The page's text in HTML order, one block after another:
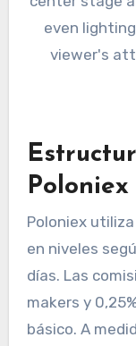
Poloniex
Poloniex
en niveles
días. Las
makers y
básico. A